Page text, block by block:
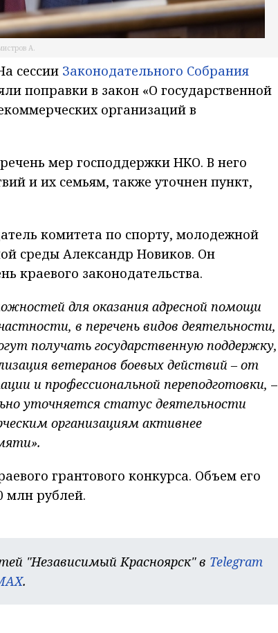
А.
сессии Законодательного Собрания
поправки в закон «О государственной
организаций в
мер господдержки НКО. В него
и их семьям, также уточнен пункт,
комитета по спорту, молодежной
среды Александр Новиков. Он
краевого законодательства.
для оказания адресной помощи
в перечень видов деятельности,
получать государственную поддержку,
ветеранов боевых действий – от
и профессиональной переподготовки, –
уточняется статус деятельности
организациям активнее
грантового конкурса. Объем его
млн рублей.
"Независимый Красноярск" в Telegram
.